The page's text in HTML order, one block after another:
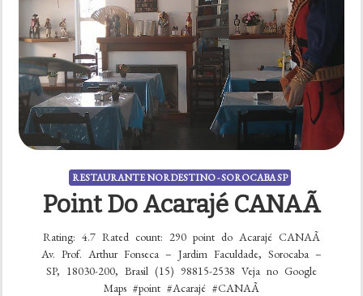
RESTAURANTE NORDESTINO - SOROCABA SP
Point Do Acarajé CANAÃ
Rating: 4.7 Rated count: 290 point do Acarajé CANAÃ
Av. Prof. Arthur Fonseca – Jardim Faculdade, Sorocaba –
SP, 18030-200, Brasil (15) 98815-2538 Veja no Google
Maps #point #Acarajé #CANAÃ